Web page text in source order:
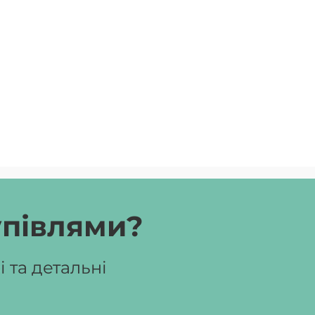
детальні